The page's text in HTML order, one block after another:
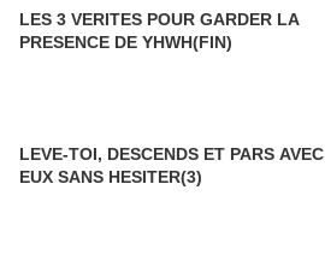
LES 3 VERITES POUR GARDER LA
PRESENCE DE YHWH(FIN)
LEVE-TOI, DESCENDS ET PARS AVEC
EUX SANS HESITER(3)